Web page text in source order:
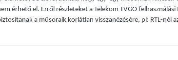
érhető el. Erről részleteket a Telekom TVGO
a műsoraik korlátlan visszanézésére, pl: RTL-nél